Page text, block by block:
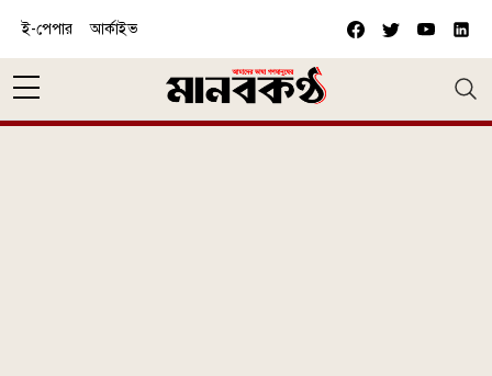
ই-পেপার আর্কাইভ